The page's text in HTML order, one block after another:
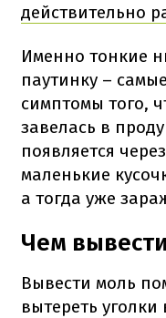
действительно
Именно тонкие
паутинку –
симптомы того,
завелась в
появляется
маленькие
а тогда уже
Чем
Вывести моль
вытереть